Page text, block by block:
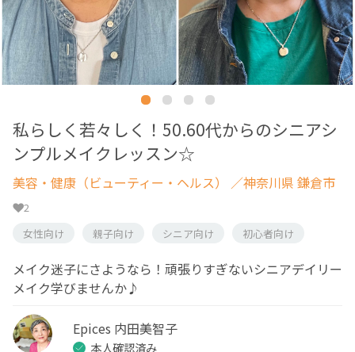
私らしく若々しく！50.60代からのシニアシ
ンプルメイクレッスン☆
美容・健康（ビューティー・ヘルス） ／神奈川県 鎌倉市
2
女性向け
親子向け シニア向け 初心者向け
メイク迷子にさようなら！頑張りすぎないシニアデイリー
メイク学びませんか♪
Epices 内田美智子
本人確認済み